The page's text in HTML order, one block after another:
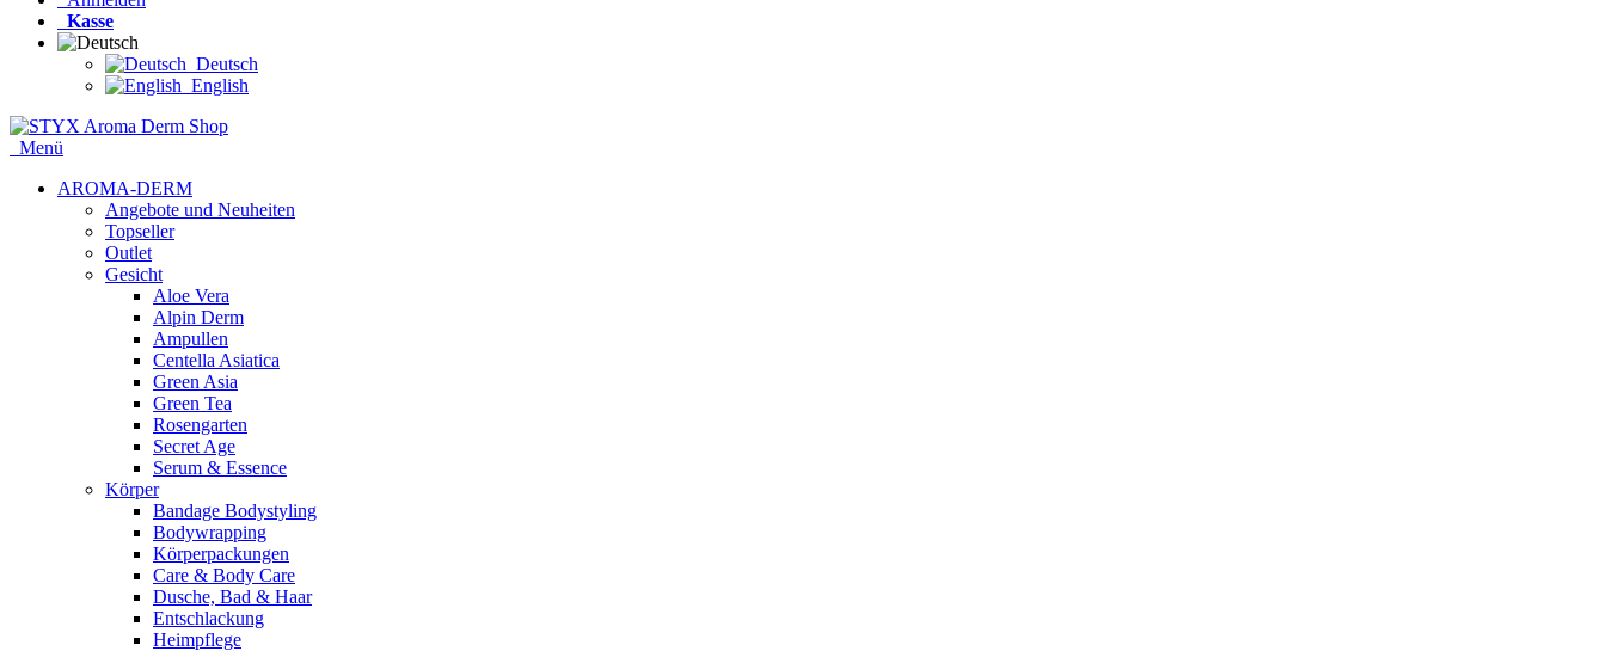
Kasse
Deutsch
English
Menü
AROMA-DERM
Angebote und Neuheiten
Topseller
Outlet
Gesicht
Aloe Vera
Alpin Derm
Ampullen
Centella Asiatica
Green Asia
Green Tea
Rosengarten
Secret Age
Serum & Essence
Körper
Bandage Bodystyling
Bodywrapping
Körperpackungen
Care & Body Care
Dusche, Bad & Haar
Entschlackung
Heimpflege